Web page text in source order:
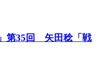
第35回 矢田稔「戦